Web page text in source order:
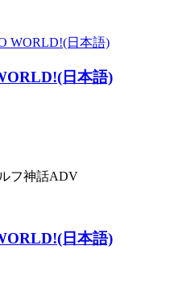
日本語)
フ神話ADV
日本語)